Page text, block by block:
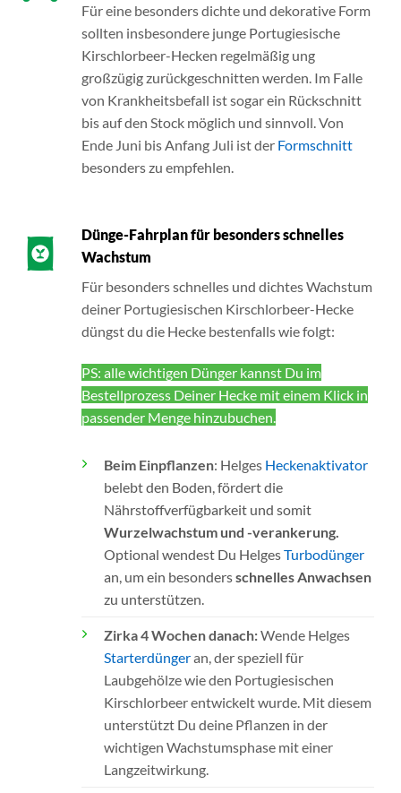
Für eine besonders dichte und dekorative Form
sollten insbesondere junge Portugiesische
Kirschlorbeer-Hecken regelmäßig ung
großzügig zurückgeschnitten werden. Im Falle
von Krankheitsbefall ist sogar ein Rückschnitt
bis auf den Stock möglich und sinnvoll. Von
Ende Juni bis Anfang Juli ist der Formschnitt
besonders zu empfehlen.
Dünge-Fahrplan für besonders schnelles
Wachstum
Für besonders schnelles und dichtes Wachstum
deiner Portugiesischen Kirschlorbeer-Hecke
düngst du die Hecke bestenfalls wie folgt:
PS: alle wichtigen Dünger kannst Du im
Bestellprozess Deiner Hecke mit einem Klick in
passender Menge hinzubuchen.
Beim Einpflanzen: Helges Heckenaktivator
belebt den Boden, fördert die
Nährstoffverfügbarkeit und somit
Wurzelwachstum und -verankerung.
Optional wendest Du HelgesTurbodünger
an, um ein besondersschnelles Anwachsen
zu unterstützen.
Zirka 4 Wochen danach:Wende Helges
Starterdüngeran, der speziell für
Laubgehölze wie den Portugiesischen
Kirschlorbeer entwickelt wurde. Mit diesem
unterstützt Du deine Pflanzen in der
wichtigen Wachstumsphase mit einer
Langzeitwirkung.